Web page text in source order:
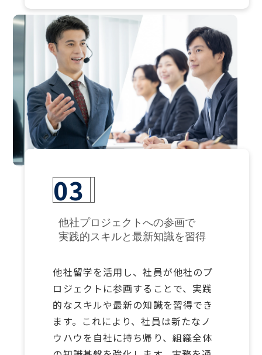
03
他社プロジェクトへの参画で
実践的スキルと最新知識を習得
他社留学を活用し、社員が他社のプ
ロジェクトに参画することで、実践
的なスキルや最新の知識を習得でき
ます。これにより、社員は新たなノ
ウハウを自社に持ち帰り、組織全体